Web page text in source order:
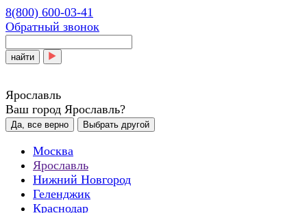
8(800) 600-03-41
Обратный звонок
найти
Ярославль
Ваш город Ярославль?
Да, все верно Выбрать другой
Москва
Ярославль
Нижний Новгород
Геленджик
Краснодар